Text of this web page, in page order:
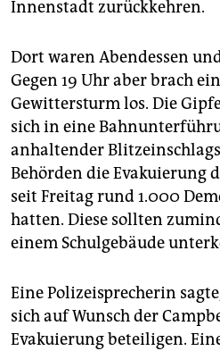
Innenstadt zurückkehren.
Dort waren Abendessen
Gegen 19 Uhr aber brach
Gewittersturm los. Die
sich in eine
anhaltender
Behörden die Evakuierung
seit Freitag rund 1.000
hatten. Diese sollten
einem Schulgebäude
Eine Polizeisprecherin
sich auf Wunsch der
Evakuierung beteiligen.